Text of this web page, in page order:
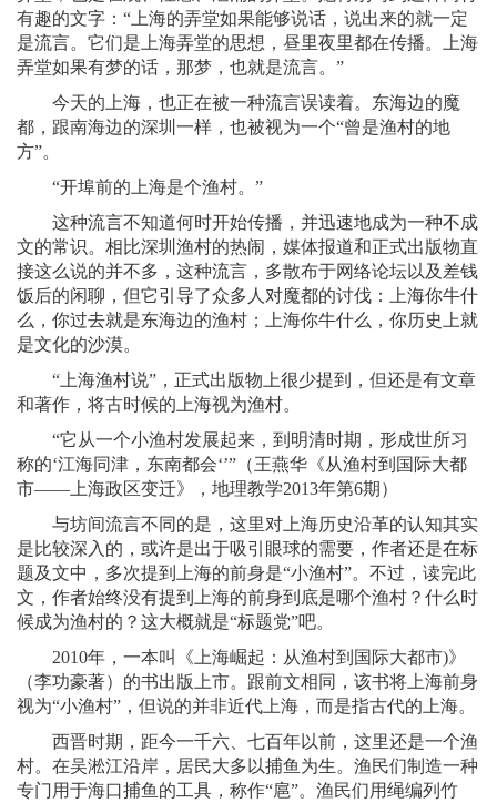
有趣的文字：“上海的弄堂如果能够说话，说出来的就一定
是流言。它们是上海弄堂的思想，昼里夜里都在传播。上海
弄堂如果有梦的话，那梦，也就是流言。”
今天的上海，也正在被一种流言误读着。东海边的魔
都，跟南海边的深圳一样，也被视为一个“曾是渔村的地
方”。
“开埠前的上海是个渔村。”
这种流言不知道何时开始传播，并迅速地成为一种不成
文的常识。相比深圳渔村的热闹，媒体报道和正式出版物直
接这么说的并不多，这种流言，多散布于网络论坛以及差钱
饭后的闲聊，但它引导了众多人对魔都的讨伐：上海你牛什
么，你过去就是东海边的渔村；上海你牛什么，你历史上就
是文化的沙漠。
“上海渔村说”，正式出版物上很少提到，但还是有文章
和著作，将古时候的上海视为渔村。
“它从一个小渔村发展起来，到明清时期，形成世所习
称的‘江海同津，东南都会‘’”（王燕华《从渔村到国际大都
市——上海政区变迁》，地理教学2013年第6期）
与坊间流言不同的是，这里对上海历史沿革的认知其实
是比较深入的，或许是出于吸引眼球的需要，作者还是在标
题及文中，多次提到上海的前身是“小渔村”。不过，读完此
文，作者始终没有提到上海的前身到底是哪个渔村？什么时
候成为渔村的？这大概就是“标题党”吧。
2010年，一本叫《上海崛起：从渔村到国际大都市)》
（李功豪著）的书出版上市。跟前文相同，该书将上海前身
视为“小渔村”，但说的并非近代上海，而是指古代的上海。
西晋时期，距今一千六、七百年以前，这里还是一个渔
村。在吴淞江沿岸，居民大多以捕鱼为生。渔民们制造一种
专门用于海口捕鱼的工具，称作“扈”。渔民们用绳编列竹